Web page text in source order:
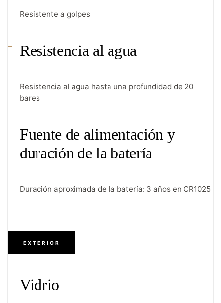
Resistente a golpes
Resistencia al agua
Resistencia al agua hasta una profundidad de 20
bares
Fuente de alimentación y
duración de la batería
Duración aproximada de la batería: 3 años en CR1025
EXTERIOR
Vidrio